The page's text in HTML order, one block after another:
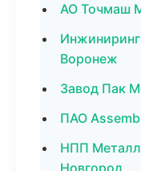
АО Точмаш
Воронеж
Завод Пак
ПАО
НПП
Новгород